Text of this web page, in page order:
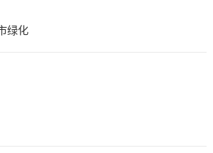
绿化